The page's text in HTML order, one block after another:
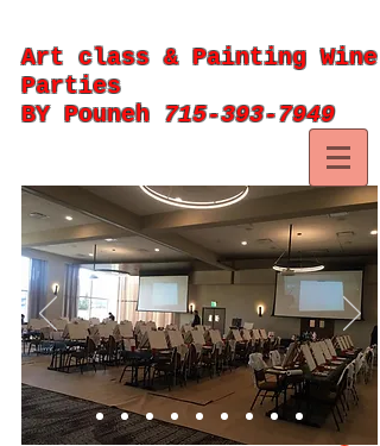
Art class & Painting Wine
Parties
BY Pouneh 715-393-7949